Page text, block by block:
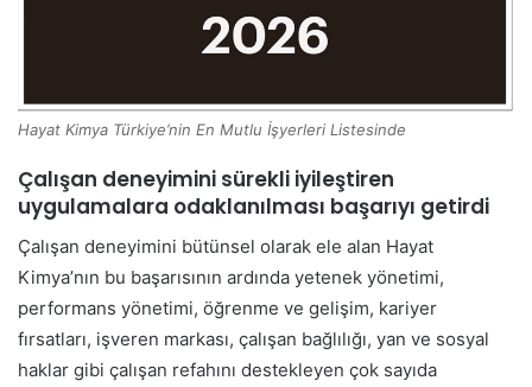
Hayat Kimya Türkiye’nin En Mutlu İşyerleri Listesinde
Çalışan deneyimini sürekli iyileştiren
uygulamalara odaklanılması başarıyı getirdi
Çalışan deneyimini bütünsel olarak ele alan Hayat
Kimya’nın bu başarısının ardında yetenek yönetimi,
performans yönetimi, öğrenme ve gelişim, kariyer
fırsatları, işveren markası, çalışan bağlılığı, yan ve sosyal
haklar gibi çalışan refahını destekleyen çok sayıda